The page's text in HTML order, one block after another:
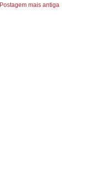
Postagem mais antiga